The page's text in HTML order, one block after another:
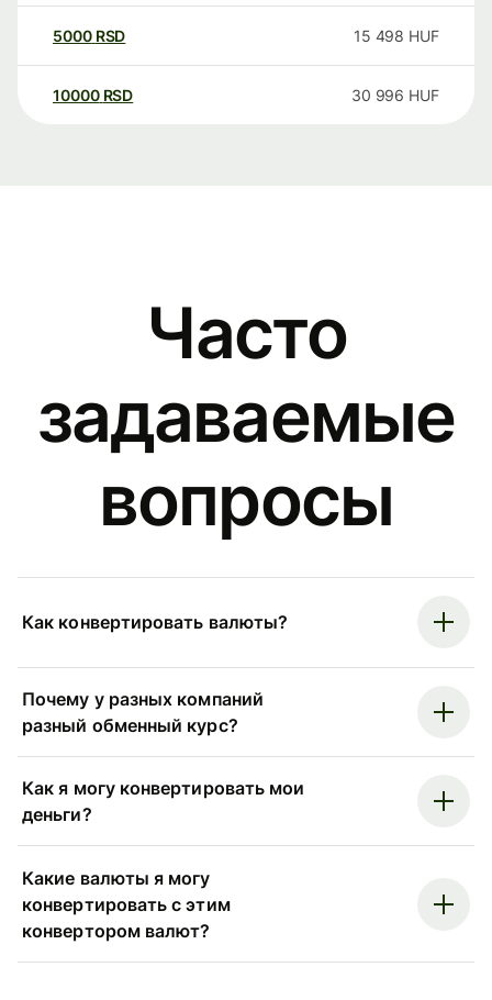
5000 RSD 15 498 HUF
10000 RSD 30 996 HUF
Часто
задаваемые
вопросы
Как конвертировать валюты?
Почему у разных компаний
разный обменный курс?
Как я могу конвертировать мои
деньги?
Какие валюты я могу
конвертировать с этим
конвертором валют?